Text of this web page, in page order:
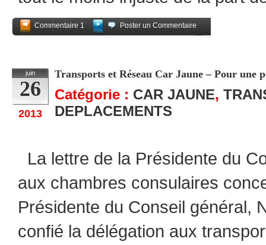
Commentaire 1
Poster un Commentaire
juin
26
2013
Transports et Réseau Car Jaune – Pour une
Catégorie : CAR JAUNE,
DEPLACEMENTS
La lettre de la Présidente du
aux chambres consulaires
Présidente du Conseil général,
confié la délégation aux